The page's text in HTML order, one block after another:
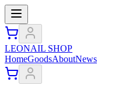
LEONAIL SHOP
HomeGoodsAboutNews